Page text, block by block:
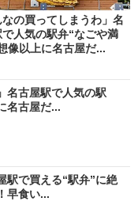
なの買ってしまうわ」名
人気の駅弁“なごや満
像以上に名古屋だ...
名古屋駅で人気の駅
名古屋だ...
駅で買える“駅弁”に絶
早食い...